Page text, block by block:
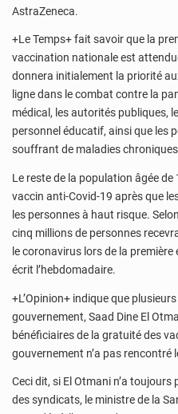
AstraZeneca.
+Le Temps+ fait savoir que la
vaccination nationale est
donnera initialement la priorité
ligne dans le combat contre la
médical, les autorités publiques,
personnel éducatif, ainsi que les
souffrant de maladies
Le reste de la population âgée
vaccin anti-Covid-19 après que
les personnes à haut risque.
cinq millions de personnes
le coronavirus lors de la
écrit l’hebdomadaire.
+L’Opinion+ indique que
gouvernement, Saad Dine El
bénéficiaires de la gratuité des
gouvernement n’a pas rencontré
Ceci dit, si El Otmani n’a
des syndicats, le ministre de la